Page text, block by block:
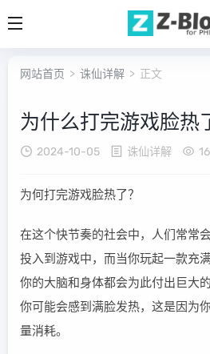
网站首页 > 诛仙详解 > 正文
为什么打完游戏脸热
2024-10-05 诛仙详解
为何打完游戏脸热了？
在这个快节奏的社会中，人们常常
投入到游戏中，而当你玩起一款充
你的大脑和身体都会为此付出巨大
你可能会感到满脸发热，这是因为
量消耗。